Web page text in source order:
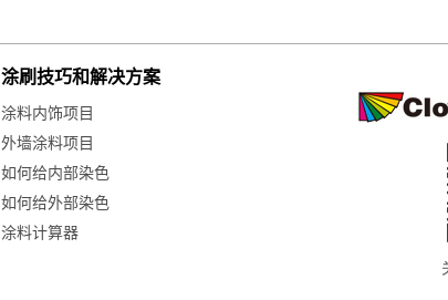
涂刷技巧和解决方案
涂料内饰项目
外墙涂料项目
如何给内部染色
如何给外部染色
涂料计算器